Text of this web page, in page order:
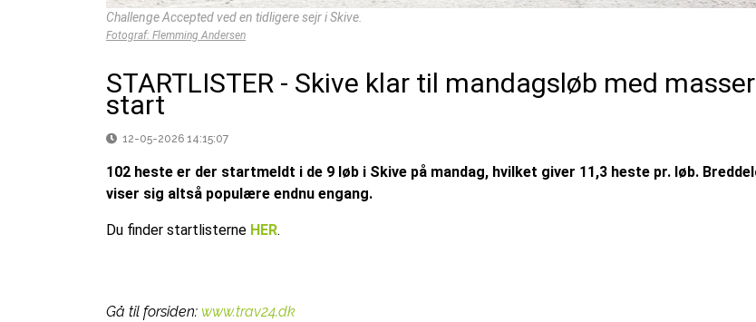
Challenge Accepted ved en tidligere sejr i Skive.
Fotograf: Flemming Andersen
STARTLISTER - Skive klar til mandagsløb med
start
12-05-2026 14:15:07
102 heste er der startmeldt i de 9 løb i Skive på mandag, hvilket giver 11,3 heste pr. løb.
viser sig altså populære endnu engang.
Du finder startlisterne HER.
Gå til forsiden: www.trav24.dk